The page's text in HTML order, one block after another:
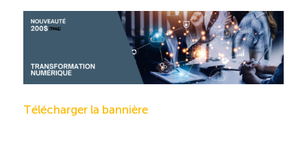
Télécharger la bannière